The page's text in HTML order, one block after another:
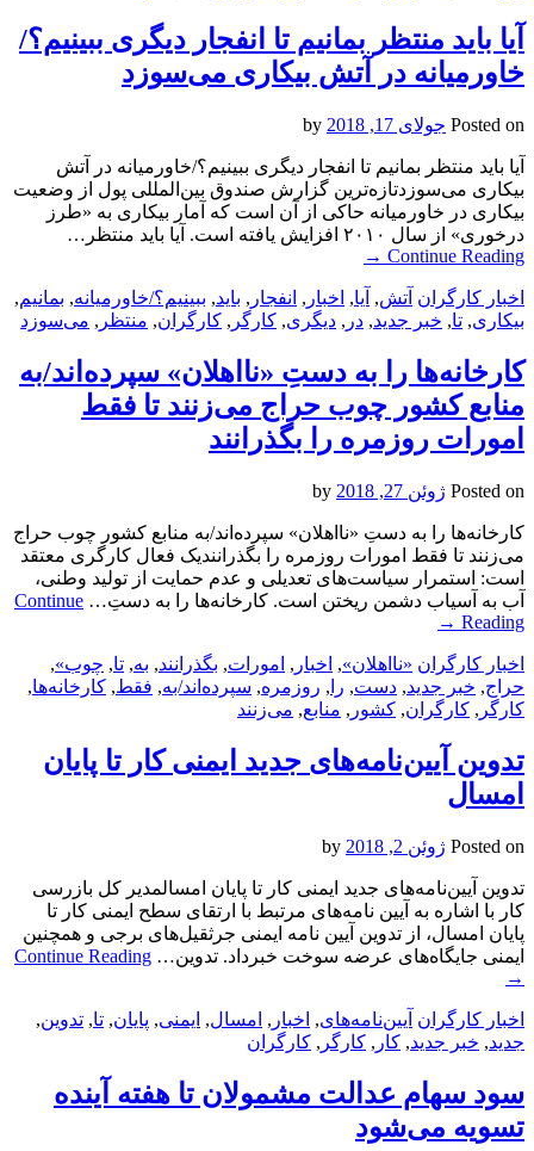
آیا باید منتظر بمانیم تا انفجار دیگری ببینیم؟/
خاورمیانه در آتش بیکاری می‌سوزد
Posted on جولای 17, 2018
آیا باید منتظر بمانیم تا انفجار دیگری ببینیم؟/خاورمیانه در آتش
بیکاری می‌سوزدتازه‌ترین گزارش صندوق بین‌المللی پول از وضعیت
بیکاری در خاورمیانه حاکی از آن است که آمار بیکاری به «طرز
درخوری» از سال ۲۰۱۰ افزایش یافته است. آیا باید منتظر…
Continue Reading
→
اخبار کارگران آتش, آیا, اخبار , انفجار , باید, ببینیم؟/خاورمیانه, بمانیم,
بیکاری, تا, خبر جدید, در , دیگری, کارگر , کارگران, منتظر , می‌سوزد
کارخانه‌ها را به دستِ «نااهلان» سپرده‌اند/به
منابع کشور چوب حراج می‌زنند تا فقط
امورات روزمره را بگذرانند
Posted on ژوئن 27, 2018
کارخانه‌ها را به دستِ «نااهلان» سپرده‌اند/به منابع کشور چوب حراج
می‌زنند تا فقط امورات روزمره را بگذرانندیک فعال کارگری معتقد
است: استمرار سیاست‌های تعدیلی و عدم حمایت از تولید وطنی،
آب به آسیاب دشمن ریختن است. کارخانه‌ها را به دستِ… Continue
Reading
→
اخبار کارگران «نااهلان», اخبار , امورات, بگذرانند, به, تا, چوب»,
حراج, خبر جدید, دست, را , روزمره, سپرده‌اند/به, فقط, کارخانه‌ها,
کارگر , کارگران, کشور , منابع, می‌زنند
تدوین آیین‌نامه‌های جدید ایمنی کار تا پایان
امسال
Posted on ژوئن 2, 2018
تدوین آیین‌نامه‌های جدید ایمنی کار تا پایان امسالمدیر کل بازرسی
کار با اشاره به آیین نامه‌های مرتبط با ارتقای سطح ایمنی کار تا
پایان امسال، از تدوین آیین نامه ایمنی جرثقیل‌های برجی و همچنین
ایمنی جایگاه‌های عرضه سوخت خبرداد. تدوین… Continue Reading
→
اخبار کارگران آیین‌نامه‌های, اخبار , امسال, ایمنی, پایان, تا, تدوین,
جدید, خبر جدید, کار , کارگر , کارگران
سود سهام عدالت مشمولان تا هفته آینده
تسویه می‌شود